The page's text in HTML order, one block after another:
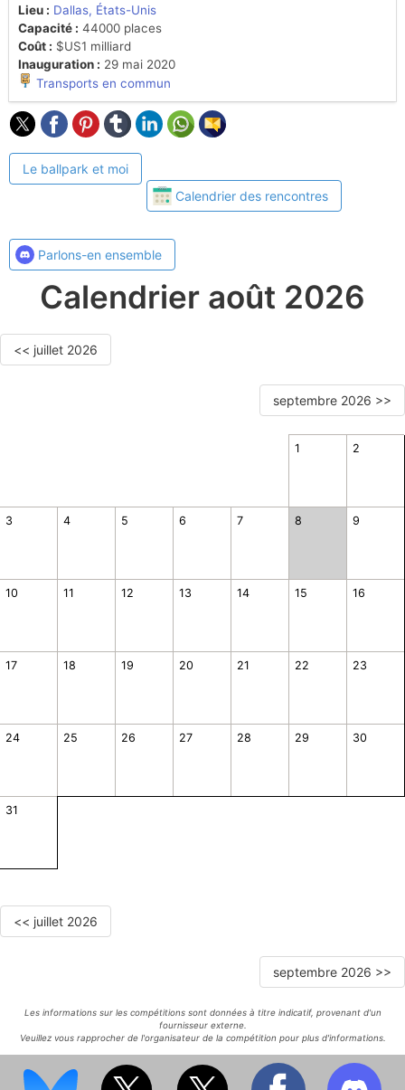
Lieu : Dallas, États-Unis
Capacité : 44000 places
Coût : $US1 milliard
Inauguration : 29 mai 2020
Transports en commun
Le ballpark et moi
Calendrier des rencontres
Parlons-en ensemble
Calendrier août 2026
<< juillet 2026
septembre 2026 >>
1 2
3 4 5 6 7 8 9
10 11 12 13 14 15 16
17 18 19 20 21 22 23
24 25 26 27 28 29 30
31
<< juillet 2026
septembre 2026 >>
Les informations sur les compétitions sont données à titre indicatif, provenant d'un
fournisseur externe.
Veuillez vous rapprocher de l'organisateur de la compétition pour plus d'informations.